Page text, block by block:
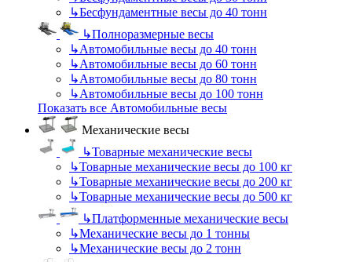
↳Бесфундаментные весы до 40 тонн
↳Полноразмерные весы
↳Автомобильные весы до 40 тонн
↳Автомобильные весы до 60 тонн
↳Автомобильные весы до 80 тонн
↳Автомобильные весы до 100 тонн
Показать все Автомобильные весы
Механические весы
↳Товарные механические весы
↳Товарные механические весы до 100 кг
↳Товарные механические весы до 200 кг
↳Товарные механические весы до 500 кг
↳Платформенные механические весы
↳Механические весы до 1 тонны
↳Механические весы до 2 тонн